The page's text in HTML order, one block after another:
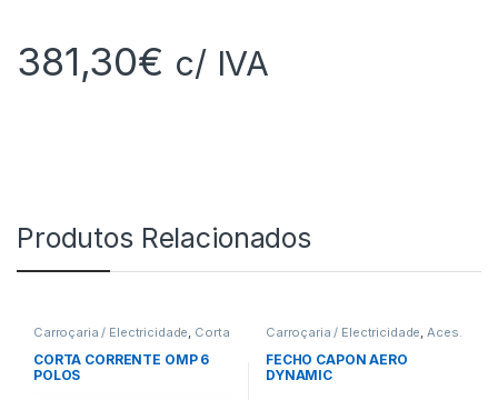
381,30€ c/ IVA
Produtos Relacionados
Carroçaria / Electricidade, Corta
Corrente
CORTA CORRENTE OMP 6
POLOS
Carroçaria / Electricidade,Aces.
Fixação
FECHO CAPON AERO
DYNAMIC